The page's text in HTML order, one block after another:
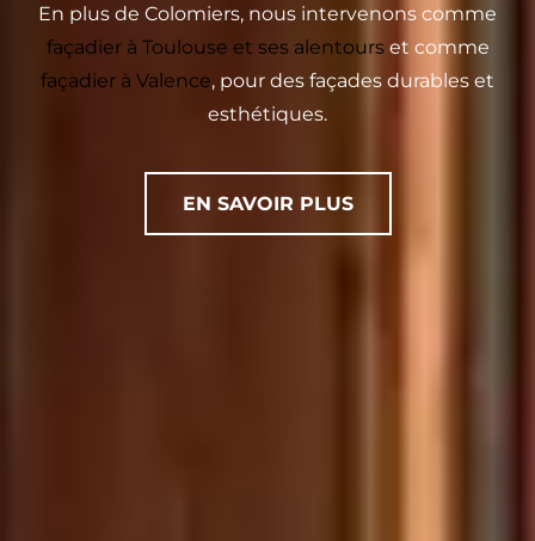
En plus de Colomiers, nous intervenons comme
façadier à Toulouse et ses alentourset comme
façadier à Valence, pour des façades durables et
esthétiques.
EN SAVOIR PLUS